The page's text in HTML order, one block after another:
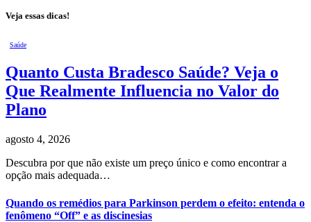
Veja essas dicas!
Saúde
Quanto Custa Bradesco Saúde? Veja o
Que Realmente Influencia no Valor do
Plano
agosto 4, 2026
Descubra por que não existe um preço único e como encontrar a
opção mais adequada…
Quando os remédios para Parkinson perdem o efeito: entenda o
fenômeno “Off” e as discinesias